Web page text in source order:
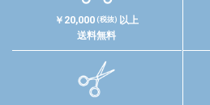
￥20,000 (税抜) 以上
送料無料